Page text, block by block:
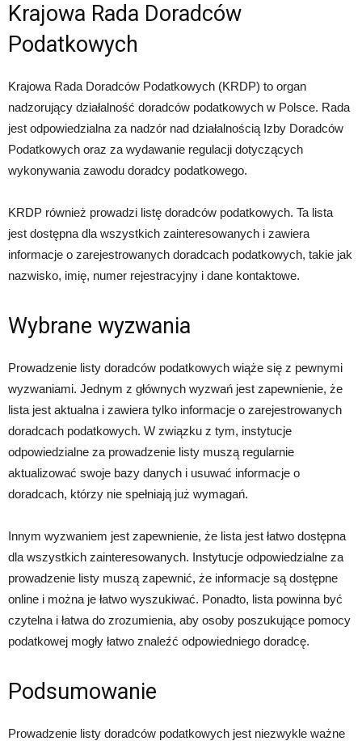
Krajowa Rada Doradców
Podatkowych
Krajowa Rada Doradców Podatkowych (KRDP) to organ
nadzorujący działalność doradców podatkowych w Polsce. Rada
jest odpowiedzialna za nadzór nad działalnością Izby Doradców
Podatkowych oraz za wydawanie regulacji dotyczących
wykonywania zawodu doradcy podatkowego.
KRDP również prowadzi listę doradców podatkowych. Ta lista
jest dostępna dla wszystkich zainteresowanych i zawiera
informacje o zarejestrowanych doradcach podatkowych, takie jak
nazwisko, imię, numer rejestracyjny i dane kontaktowe.
Wybrane wyzwania
Prowadzenie listy doradców podatkowych wiąże się z pewnymi
wyzwaniami. Jednym z głównych wyzwań jest zapewnienie, że
lista jest aktualna i zawiera tylko informacje o zarejestrowanych
doradcach podatkowych. W związku z tym, instytucje
odpowiedzialne za prowadzenie listy muszą regularnie
aktualizować swoje bazy danych i usuwać informacje o
doradcach, którzy nie spełniają już wymagań.
Innym wyzwaniem jest zapewnienie, że lista jest łatwo dostępna
dla wszystkich zainteresowanych. Instytucje odpowiedzialne za
prowadzenie listy muszą zapewnić, że informacje są dostępne
online i można je łatwo wyszukiwać. Ponadto, lista powinna być
czytelna i łatwa do zrozumienia, aby osoby poszukujące pomocy
podatkowej mogły łatwo znaleźć odpowiedniego doradcę.
Podsumowanie
Prowadzenie listy doradców podatkowych jest niezwykle ważne